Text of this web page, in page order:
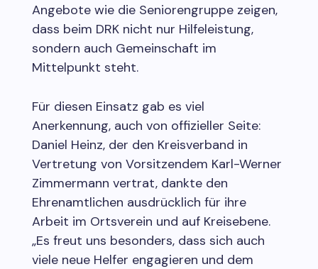
Angebote wie die Seniorengruppe zeigen,
dass beim DRK nicht nur Hilfeleistung,
sondern auch Gemeinschaft im
Mittelpunkt steht.
Für diesen Einsatz gab es viel
Anerkennung, auch von offizieller Seite:
Daniel Heinz, der den Kreisverband in
Vertretung von Vorsitzendem Karl-Werner
Zimmermann vertrat, dankte den
Ehrenamtlichen ausdrücklich für ihre
Arbeit im Ortsverein und auf Kreisebene.
„Es freut uns besonders, dass sich auch
viele neue Helfer engagieren und dem